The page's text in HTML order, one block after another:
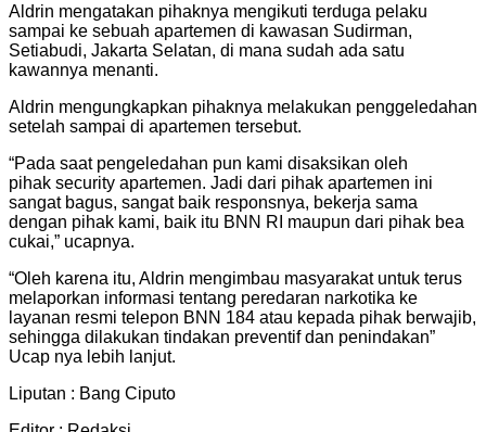
Aldrin mengatakan pihaknya mengikuti terduga pelaku
sampai ke sebuah apartemen di kawasan Sudirman,
Setiabudi, Jakarta Selatan, di mana sudah ada satu
kawannya menanti.
Aldrin mengungkapkan pihaknya melakukan penggeledahan
setelah sampai di apartemen tersebut.
“Pada saat pengeledahan pun kami disaksikan oleh
pihak security apartemen. Jadi dari pihak apartemen ini
sangat bagus, sangat baik responsnya, bekerja sama
dengan pihak kami, baik itu BNN RI maupun dari pihak bea
cukai,” ucapnya.
“Oleh karena itu, Aldrin mengimbau masyarakat untuk terus
melaporkan informasi tentang peredaran narkotika ke
layanan resmi telepon BNN 184 atau kepada pihak berwajib,
sehingga dilakukan tindakan preventif dan penindakan”
Ucap nya lebih lanjut.
Liputan : Bang Ciputo